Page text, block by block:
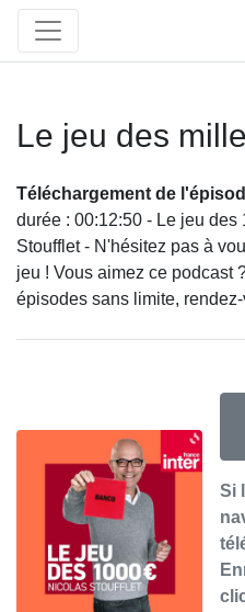
Le jeu des
Téléchargement de
durée : 00:12:50 - Le jeu des
Stoufflet - N'hésitez pas à
jeu ! Vous aimez ce podcast
épisodes sans limite,
Si